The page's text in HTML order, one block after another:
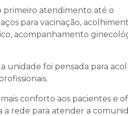
primeiro atendimento até o
para vacinação,
acompanhamento
unidade foi pensada para
conforto aos pacientes e
a rede para atender a